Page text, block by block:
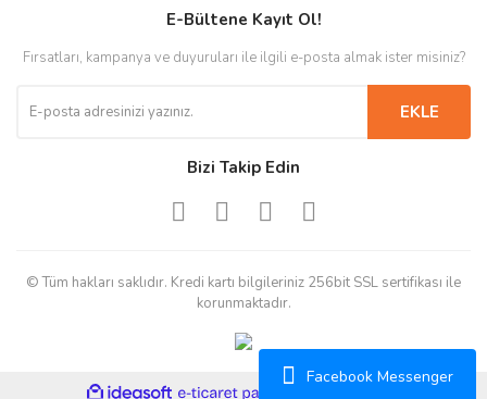
Facebook Messenger
E-Bültene Kayıt Ol!
Fırsatları, kampanya ve duyuruları ile ilgili e-posta almak ister misiniz?
EKLE
Bizi Takip Edin
© Tüm hakları saklıdır. Kredi kartı bilgileriniz 256bit SSL sertifikası ile
korunmaktadır.
ideasoft